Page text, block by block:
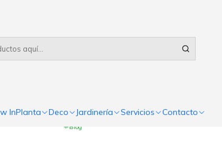
InPlanta Deco Jardinería Servicios Contacto
PUBLICADO EL 5/8/2021
y suculentas?
Blog